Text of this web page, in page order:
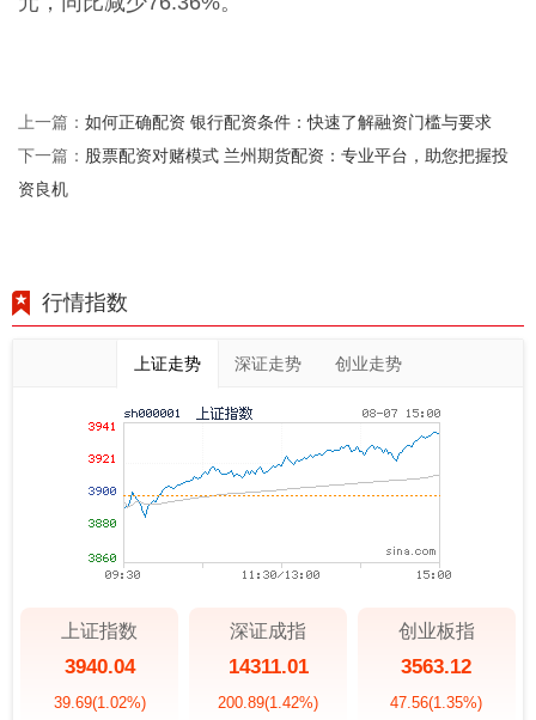
上一篇： 如何正确配资 银行配资条件：快速了解融资门槛与要求
下一篇： 股票配资对赌模式 兰州期货配资：专业平台，助您把握投
资良机
行情指数
上证走势 深证走势 创业走势
上证指数
3940.04
39.69(1.02%)
深证成指
14311.01
200.89(1.42%)
创业板指
3563.12
47.56(1.35%)